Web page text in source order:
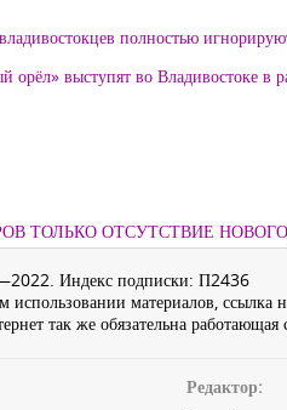
полностью
выступят во Владивостоке в
ТОЛЬКО ОТСУТСТВИЕ
Индекс подписки: П2436
материалов, ссылка
так же обязательна
Редактор: